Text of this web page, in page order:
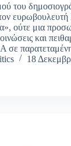
του
ευρωβουλευτή
ούτε μια
και
σε
18